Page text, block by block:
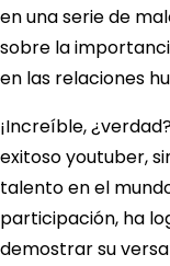
en una serie de
sobre la
en las relaciones
¡Increíble,
exitoso youtuber,
talento en el
participación, ha
demostrar su